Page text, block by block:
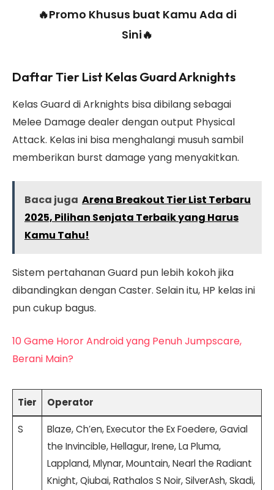
🔥Promo Khusus buat Kamu Ada di
Sini🔥
Daftar Tier List Kelas Guard Arknights
Kelas Guard di Arknights bisa dibilang sebagai
Melee Damage dealer dengan output Physical
Attack. Kelas ini bisa menghalangi musuh sambil
memberikan burst damage yang menyakitkan.
Baca juga Arena Breakout Tier List Terbaru
2025, Pilihan Senjata Terbaik yang Harus
Kamu Tahu!
Sistem pertahanan Guard pun lebih kokoh jika
dibandingkan dengan Caster. Selain itu, HP kelas ini
pun cukup bagus.
10 Game Horor Android yang Penuh Jumpscare,
Berani Main?
Tier Operator
S
Blaze, Ch’en, Executor the Ex Foedere, Gavial
the Invincible, Hellagur, Irene, La Pluma,
Lappland, Mlynar, Mountain, Nearl the Radiant
Knight, Qiubai, Rathalos S Noir, SilverAsh, Skadi,